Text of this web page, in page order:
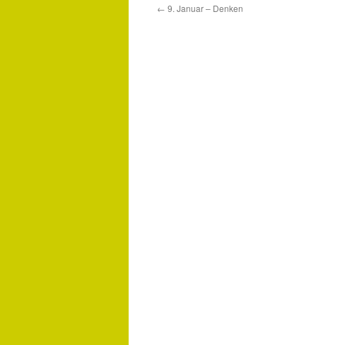
← 9. Januar – Denken